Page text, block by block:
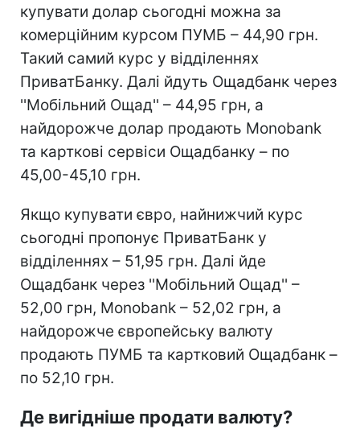
купувати долар сьогодні можна за
комерційним курсом ПУМБ – 44,90 грн.
Такий самий курс у відділеннях
ПриватБанку. Далі йдуть Ощадбанк через
''Мобільний Ощад'' – 44,95 грн, а
найдорожче долар продають Monobank
та карткові сервіси Ощадбанку – по
45,00-45,10 грн.
Якщо купувати євро, найнижчий курс
сьогодні пропонує ПриватБанк у
відділеннях – 51,95 грн. Далі йде
Ощадбанк через ''Мобільний Ощад'' –
52,00 грн, Monobank – 52,02 грн, а
найдорожче європейську валюту
продають ПУМБ та картковий Ощадбанк –
по 52,10 грн.
Де вигідніше продати валюту?